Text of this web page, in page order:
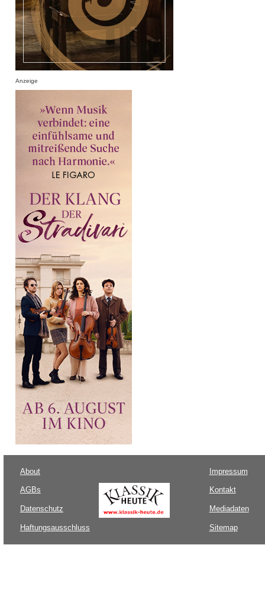
Anzeige
About
AGBs
Datenschutz
Haftungsausschluss
Impressum
Kontakt
Mediadaten
Sitemap